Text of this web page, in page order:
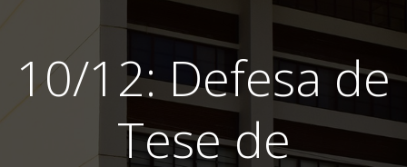
10/12: Defesa de
Tese de